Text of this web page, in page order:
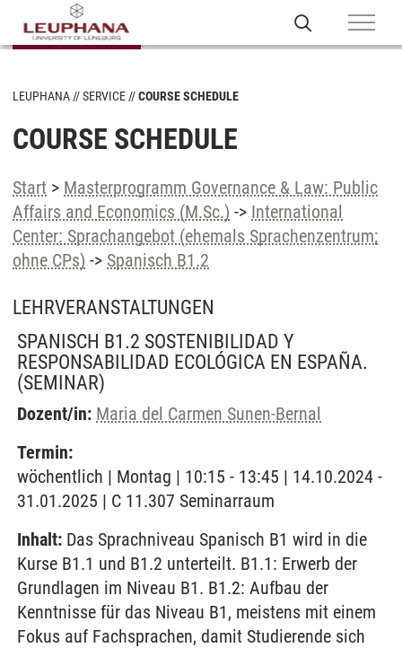
LEUPHANA SERVICE COURSE SCHEDULE
COURSE SCHEDULE
Start > Masterprogramm Governance & Law: Public
Affairs and Economics (M.Sc.) -> International
Center: Sprachangebot (ehemals Sprachenzentrum;
ohne CPs) -> Spanisch B1.2
LEHRVERANSTALTUNGEN
SPANISCH B1.2 SOSTENIBILIDAD Y
RESPONSABILIDAD ECOLÓGICA EN ESPAÑA.
(SEMINAR)
Dozent/in: Maria del Carmen Sunen-Bernal
Termin:
wöchentlich | Montag | 10:15 - 13:45 | 14.10.2024 -
31.01.2025 | C 11.307 Seminarraum
Inhalt: Das Sprachniveau Spanisch B1 wird in die
Kurse B1.1 und B1.2 unterteilt. B1.1: Erwerb der
Grundlagen im Niveau B1. B1.2: Aufbau der
Kenntnisse für das Niveau B1, meistens mit einem
Fokus auf Fachsprachen, damit Studierende sich